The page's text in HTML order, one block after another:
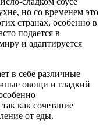
но со временем это
странах, особенно в
подается в
и адаптируется
в себе различные
овощи и гладкий
как сочетание
от еды.